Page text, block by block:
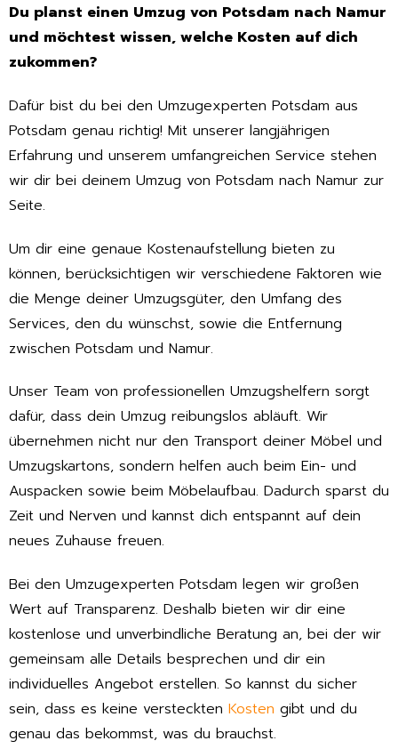
Du planst einen Umzug von Potsdam nach Namur
und möchtest wissen, welche Kosten auf dich
zukommen?
Dafür bist du bei den Umzugexperten Potsdam aus
Potsdam genau richtig! Mit unserer langjährigen
Erfahrung und unserem umfangreichen Service stehen
wir dir bei deinem Umzug von Potsdam nach Namur zur
Seite.
Um dir eine genaue Kostenaufstellung bieten zu
können, berücksichtigen wir verschiedene Faktoren wie
die Menge deiner Umzugsgüter, den Umfang des
Services, den du wünschst, sowie die Entfernung
zwischen Potsdam und Namur.
Unser Team von professionellen Umzugshelfern sorgt
dafür, dass dein Umzug reibungslos abläuft. Wir
übernehmen nicht nur den Transport deiner Möbel und
Umzugskartons, sondern helfen auch beim Ein- und
Auspacken sowie beim Möbelaufbau. Dadurch sparst du
Zeit und Nerven und kannst dich entspannt auf dein
neues Zuhause freuen.
Bei den Umzugexperten Potsdam legen wir großen
Wert auf Transparenz. Deshalb bieten wir dir eine
kostenlose und unverbindliche Beratung an, bei der wir
gemeinsam alle Details besprechen und dir ein
individuelles Angebot erstellen. So kannst du sicher
sein, dass es keine versteckten Kosten gibt und du
genau das bekommst, was du brauchst.